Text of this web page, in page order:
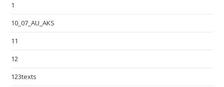
1
10_07_AU_AKS
11
12
123texts